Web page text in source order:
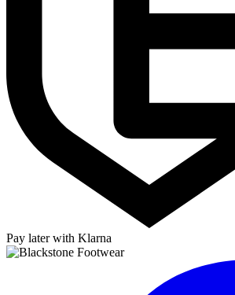
Pay later with Klarna